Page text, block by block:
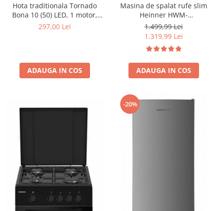
Hota traditionala Tornado
Bona 10 (50) LED, 1 motor,
latime 50 cm, absorbtie 380
297,00 Lei
ADAUGA IN COS
Masina de spalat rufe slim
Heinner HWM-
M814IVSMNA+++, 8 kg, 1400
rpm, Clasa A, Motor inverter,
Display digital, Blocare acces
copii, Alb
1.499,99 Lei
1.319,99 Lei
ADAUGA IN COS
-20%